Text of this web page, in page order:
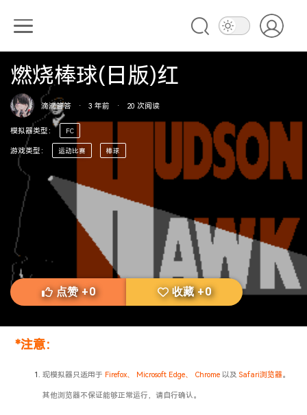
燃烧棒球(日版)红
滴滴答答 · 3 年前 · 20 次阅读
模拟器类型 ： FC
游戏类型 ： 运动比赛 棒球
点赞+0 收藏+0
*注意：
现模拟器只适用于 Firefox、 Microsoft Edge、 Chrome 以及Safari浏览器。
其他浏览器不保证能够正常运行，请自行确认。